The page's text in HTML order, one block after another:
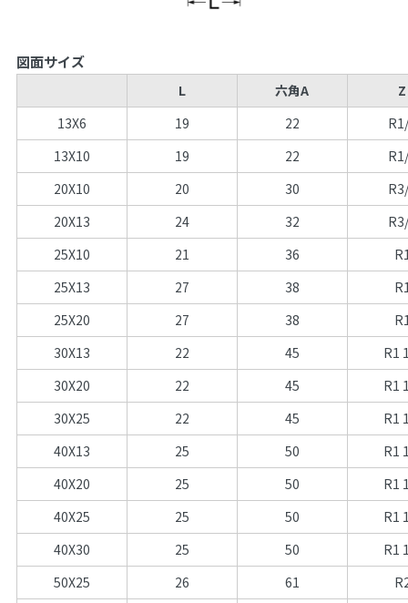
図面サイズ
L 六角A
Z
13X6
19 22
13X10
19 22
20X10
20 30
20X13
24 32
25X10
21 36
25X13
27 38
25X20
27 38
30X13
22 45
R1
30X20
22 45
R1
30X25
22 45
R1
40X13
25 50
R1
40X20
25 50
R1
40X25
25 50
R1
40X30
25 50
R1
50X25
26 61